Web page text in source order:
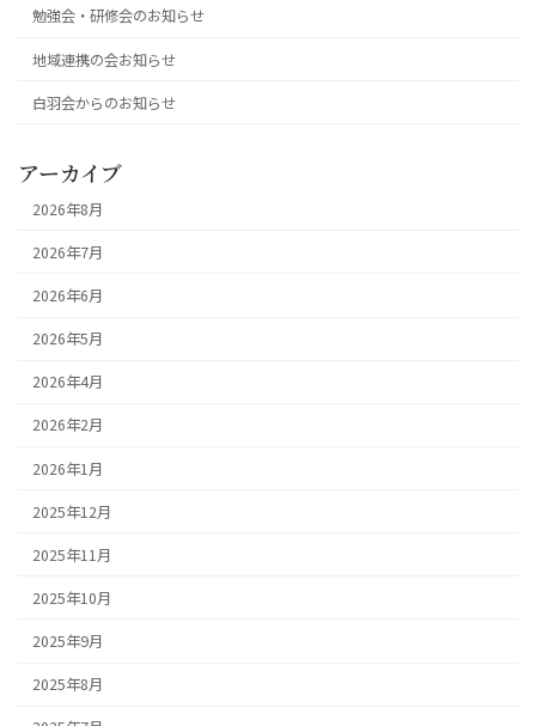
勉強会・研修会のお知らせ
地域連携の会お知らせ
白羽会からのお知らせ
アーカイブ
2026年8月
2026年7月
2026年6月
2026年5月
2026年4月
2026年2月
2026年1月
2025年12月
2025年11月
2025年10月
2025年9月
2025年8月